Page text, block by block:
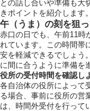
との話し合いや準備も大
きポイントを紹介します。
午（うま）の刻を狙
赤口の日でも、午前11時
れています。この時間帯
安を軽減できるでしょう
に間に合うように準備を
役所の受付時間を確認し
各自治体の役所によって
る場合、事前に役所の営
は、時間外受付を行って